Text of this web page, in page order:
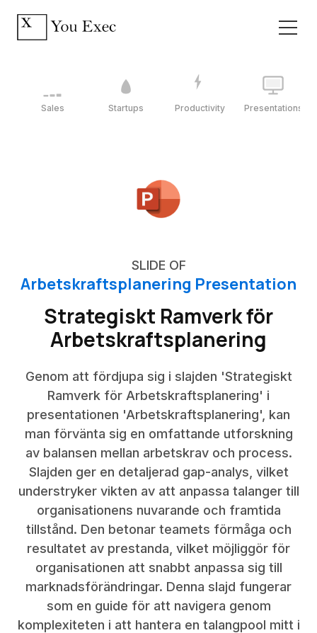
Sales Startups Productivity Presentations
SLIDE OF
Arbetskraftsplanering Presentation
Strategiskt Ramverk för
Arbetskraftsplanering
Genom att fördjupa sig i slajden 'Strategiskt
Ramverk för Arbetskraftsplanering' i
presentationen 'Arbetskraftsplanering', kan
man förvänta sig en omfattande utforskning
av balansen mellan arbetskrav och process.
Slajden ger en detaljerad gap-analys, vilket
understryker vikten av att anpassa talanger till
organisationens nuvarande och framtida
tillstånd. Den betonar teamets förmåga och
resultatet av prestanda, vilket möjliggör för
organisationen att snabbt anpassa sig till
marknadsförändringar. Denna slajd fungerar
som en guide för att navigera genom
komplexiteten i att hantera en talangpool mitt i